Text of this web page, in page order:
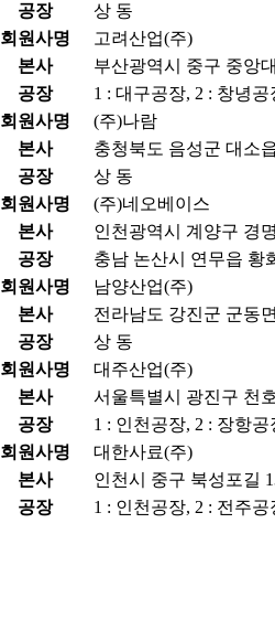
공장
상 동
회원사명
고려산업(주)
본사
부산광역시 중구 중앙
공장
1 : 대구공장, 2 : 창녕공
회원사명
(주)나람
본사
충청북도 음성군 대소
공장
상 동
회원사명
(주)네오베이스
본사
인천광역시 계양구 경
공장
충남 논산시 연무읍 황
회원사명
남양산업(주)
본사
전라남도 강진군 군동
공장
상 동
회원사명
대주산업(주)
본사
서울특별시 광진구 천
공장
1 : 인천공장, 2 : 장항공
회원사명
대한사료(주)
본사
인천시 중구 북성포길
공장
1 : 인천공장, 2 : 전주